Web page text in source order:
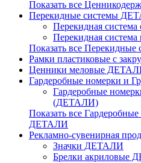
Показать все
Перекидные системы
Перекидная
Перекидная
Показать все
Рамки пластиковые c
Ценники меловые
Гардеробные номерки и
Гардеробные
(ДЕТАЛИ)
Показать все
ДЕТАЛИ
Рекламно-сувенирная
Значки ДЕТАЛИ
Брелки акриловые